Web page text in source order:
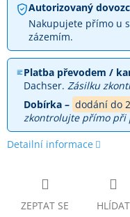
Autorizovaný
Nakupujete přímo u
zázemím.
Platba převodem /
Dachser. Zásilku
Dobírka – dodání do
zkontrolujte přímo při
Detailní informace
ZEPTAT SE HLÍDAT